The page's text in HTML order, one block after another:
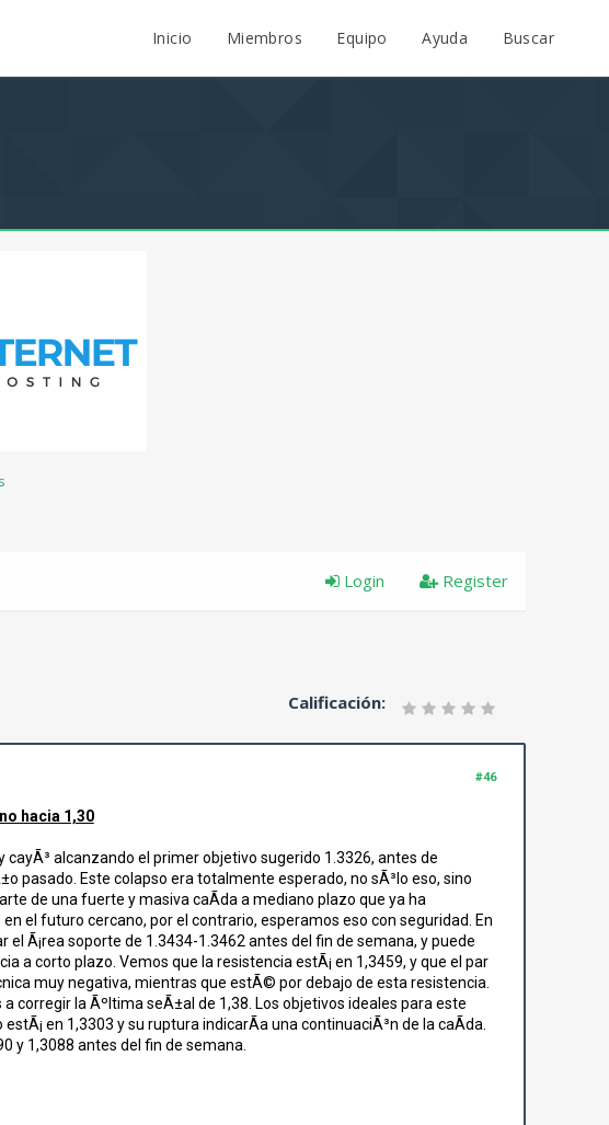
Inicio Miembros Equipo Ayuda Buscar
Register
Login
Calificación:
#46
hacia 1,30
alcanzando el primer objetivo sugerido 1.3326, antes de
pasado. Este colapso era totalmente esperado, no sÃ³lo eso, sino
de una fuerte y masiva caÃ­da a mediano plazo que ya ha
el futuro cercano, por el contrario, esperamos eso con seguridad. En
Ã¡rea soporte de 1.3434-1.3462 antes del fin de semana, y puede
a corto plazo. Vemos que la resistencia estÃ¡ en 1,3459, y que el par
muy negativa, mientras que estÃ© por debajo de esta resistencia.
corregir la Ãºltima seÃ±al de 1,38. Los objetivos ideales para este
en 1,3303 y su ruptura indicarÃ­a una continuaciÃ³n de la caÃ­da.
y 1,3088 antes del fin de semana.